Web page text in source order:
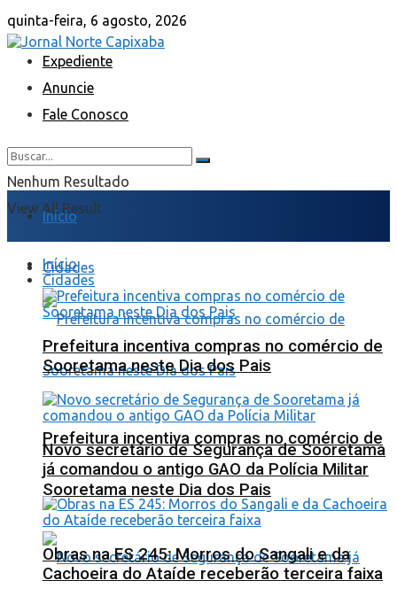
quinta-feira, 6 agosto, 2026
Expediente
Anuncie
Fale Conosco
Nenhum Resultado
View All Result
Início
Cidades
Prefeitura incentiva compras no comércio de
Sooretama neste Dia dos Pais
Início
Cidades
Prefeitura incentiva compras no comércio de
Sooretama neste Dia dos Pais
Novo secretário de Segurança de Sooretama
já comandou o antigo GAO da Polícia Militar
Obras na ES 245: Morros do Sangali e da
Cachoeira do Ataíde receberão terceira faixa